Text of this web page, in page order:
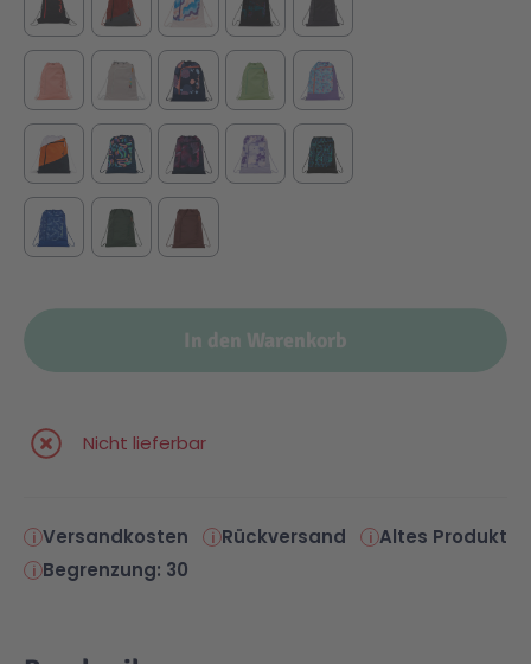
In den Warenkorb
Nicht lieferbar
Versandkosten Rückversand
Altes Produkt
Begrenzung: 30